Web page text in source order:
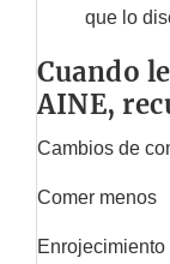
que lo
Cuando
AINE,
Cambios de
Comer menos